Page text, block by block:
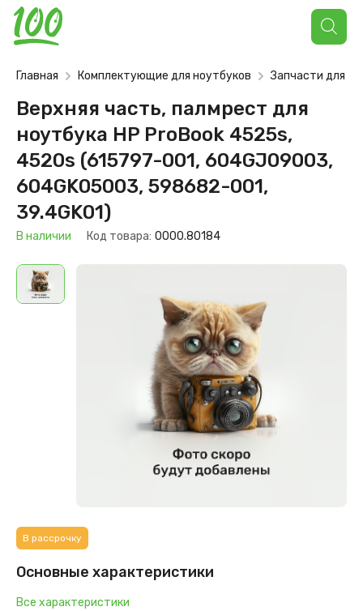
Поиск
товаров
Главная Комплектующие для ноутбуков Запчасти для
Верхняя часть, палмрест для
ноутбука HP ProBook 4525s,
4520s (615797-001, 604GJ09003,
604GK05003, 598682-001,
39.4GK01)
В наличии Код товара: 0000.80184
В рассрочку
Основные характеристики
Все характеристики